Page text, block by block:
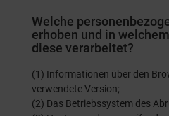
Welche
erhoben und in
diese verarbeitet?
(1) Informationen über den
verwendete Version;
(2) Das Betriebssystem des